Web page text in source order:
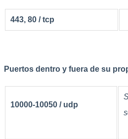
443, 80 / tcp
Puertos dentro y fuera de su
10000-10050 / udp